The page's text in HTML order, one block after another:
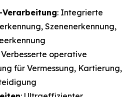
: Integrierte
Szenenerkennung,
Verbesserte operative
für Vermessung, Kartierung,